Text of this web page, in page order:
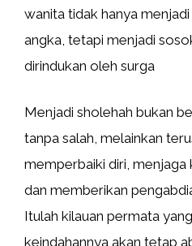
wanita tidak hanya
angka, tetapi menjadi
dirindukan oleh surga
Menjadi sholehah bukan
tanpa salah, melainkan
memperbaiki diri, menjaga
dan memberikan
Itulah kilauan permata
keindahannya akan tetap